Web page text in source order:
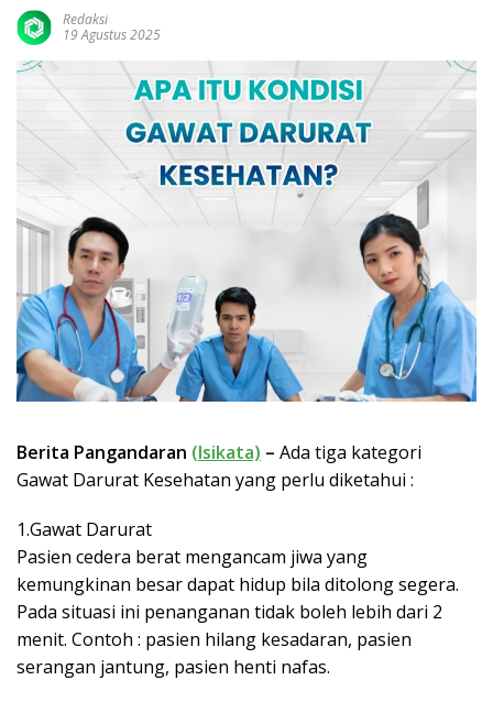
Redaksi
19 Agustus 2025
Berita Pangandaran (Isikata) – Ada tiga kategori
Gawat Darurat Kesehatan yang perlu diketahui :
1.Gawat Darurat
Pasien cedera berat mengancam jiwa yang
kemungkinan besar dapat hidup bila ditolong segera.
Pada situasi ini penanganan tidak boleh lebih dari 2
menit. Contoh : pasien hilang kesadaran, pasien
serangan jantung, pasien henti nafas.